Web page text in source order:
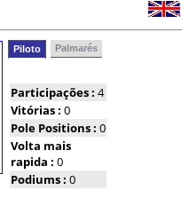
Piloto Palmarés
Participações : 4
Vitórias : 0
Pole Positions : 0
Volta mais
rapida : 0
Podiums : 0